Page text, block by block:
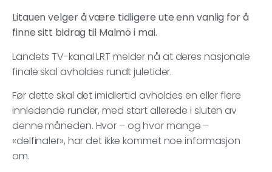
Litauen velger å være tidligere ute enn vanlig for å
finne sitt bidrag til Malmö i mai.
Landets TV-kanal LRT melder nå at deres nasjonale
finale skal avholdes rundt juletider.
Før dette skal det imidlertid avholdes en eller flere
innledende runder, med start allerede i sluten av
denne måneden. Hvor – og hvor mange –
«delfinaler», har det ikke kommet noe informasjon
om.